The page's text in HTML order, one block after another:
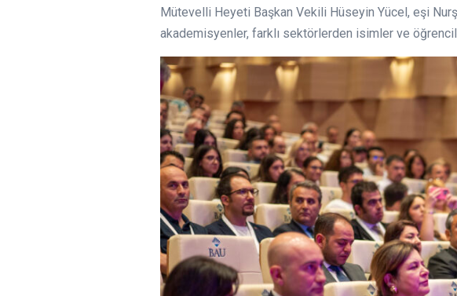
Mütevelli Heyeti Başkan Vekili Hüseyin Yücel, eşi
akademisyenler, farklı sektörlerden isimler ve